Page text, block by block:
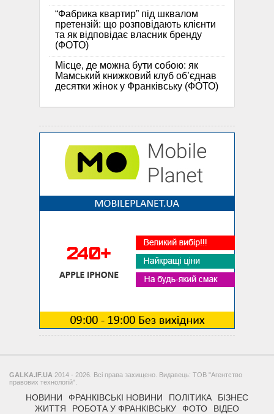
“Фабрика квартир” під шквалом
претензій: що розповідають клієнти
та як відповідає власник бренду
(ФОТО)
Місце, де можна бути собою: як
Мамський книжковий клуб об’єднав
десятки жінок у Франківську (ФОТО)
GALKA.IF.UA 2014 - 2026. Всі права захищено. Видавець: ТОВ "Агентство
правових технологій".
НОВИНИ ФРАНКІВСЬКІ НОВИНИ ПОЛІТИКА
БІЗНЕС
ЖИТТЯ
РОБОТА У ФРАНКІВСЬКУ ФОТО ВІДЕО